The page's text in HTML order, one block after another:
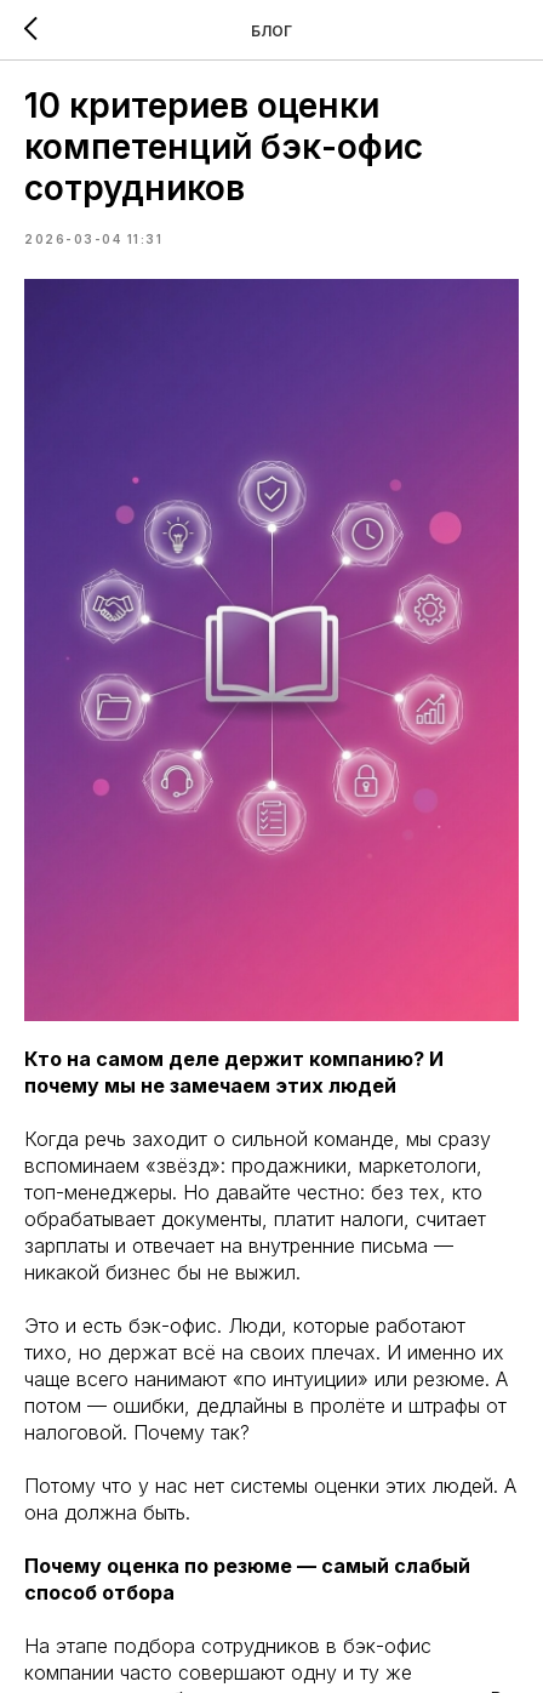
БЛОГ
10 критериев оценки
компетенций бэк-офис
сотрудников
2026-03-04 11:31
Кто на самом деле держит компанию? И
почему мы не замечаем этих людей
Когда речь заходит о сильной команде, мы сразу
вспоминаем «звёзд»: продажники, маркетологи,
топ-менеджеры. Но давайте честно: без тех, кто
обрабатывает документы, платит налоги, считает
зарплаты и отвечает на внутренние письма —
никакой бизнес бы не выжил.
Это и есть бэк-офис. Люди, которые работают
тихо, но держат всё на своих плечах. И именно их
чаще всего нанимают «по интуиции» или резюме. А
потом — ошибки, дедлайны в пролёте и штрафы от
налоговой. Почему так?
Потому что у нас нет системы оценки этих людей. А
она должна быть.
Почему оценка по резюме — самый слабый
способ отбора
На этапе подбора сотрудников в бэк-офис
компании часто совершают одну и ту же